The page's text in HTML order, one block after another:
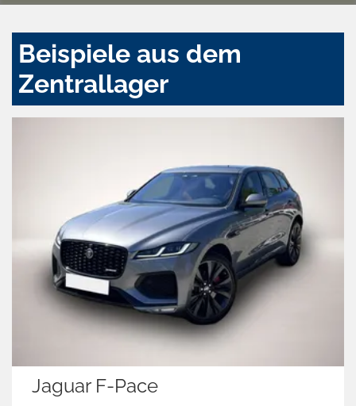
Beispiele aus dem
Zentrallager
Jaguar F-Pace